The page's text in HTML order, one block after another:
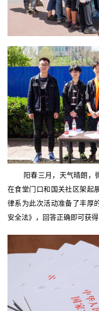
阳春三月，天气晴朗，
在食堂门口和国关社区架起
律系为此次活动准备了丰厚
安全法》，回答正确即可获